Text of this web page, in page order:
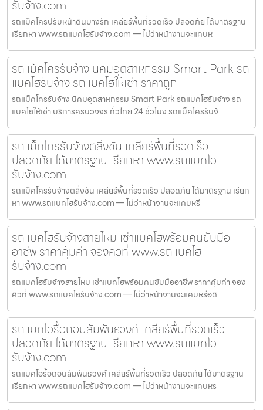
รับจ้าง.com
รถแม็คโครปรับหน้าดินบางรัก เคลียร์พื้นที่รวดเร็ว ปลอดภัย ได้มาตรฐาน
เรียกหา www.รถแบคโฮรับจ้าง.com — ไม่ว่าหน้างานจะแคบห
รถแม็คโครรับจ้าง นิคมอุตสาหกรรม Smart Park รถ
แบคโฮรับจ้าง รถแบคโฮให้เช่า ราคาถูก
รถแม็คโครรับจ้าง นิคมอุตสาหกรรม Smart Park รถแบคโฮรับจ้าง รถ
แบคโฮให้เช่า บริการครบวงจร ทั่วไทย 24 ชั่วโมง รถแม็คโครรับจ้
รถแม็คโครรับจ้างตลิ่งชัน เคลียร์พื้นที่รวดเร็ว
ปลอดภัย ได้มาตรฐาน เรียกหา www.รถแบคโฮ
รับจ้าง.com
รถแม็คโครรับจ้างตลิ่งชัน เคลียร์พื้นที่รวดเร็ว ปลอดภัย ได้มาตรฐาน เรียก
หา www.รถแบคโฮรับจ้าง.com — ไม่ว่าหน้างานจะแคบหรื
รถแบคโฮรับจ้างสายไหม เช่าแบคโฮพร้อมคนขับมือ
อาชีพ ราคาคุ้มค่า จองคิวที่ www.รถแบคโฮ
รับจ้าง.com
รถแบคโฮรับจ้างสายไหม เช่าแบคโฮพร้อมคนขับมืออาชีพ ราคาคุ้มค่า จอง
คิวที่ www.รถแบคโฮรับจ้าง.com — ไม่ว่าหน้างานจะแคบหรือดิ
รถแบคโฮรื้อถอนสัมพันธวงศ์ เคลียร์พื้นที่รวดเร็ว
ปลอดภัย ได้มาตรฐาน เรียกหา www.รถแบคโฮ
รับจ้าง.com
รถแบคโฮรื้อถอนสัมพันธวงศ์ เคลียร์พื้นที่รวดเร็ว ปลอดภัย ได้มาตรฐาน
เรียกหา www.รถแบคโฮรับจ้าง.com — ไม่ว่าหน้างานจะแคบหร